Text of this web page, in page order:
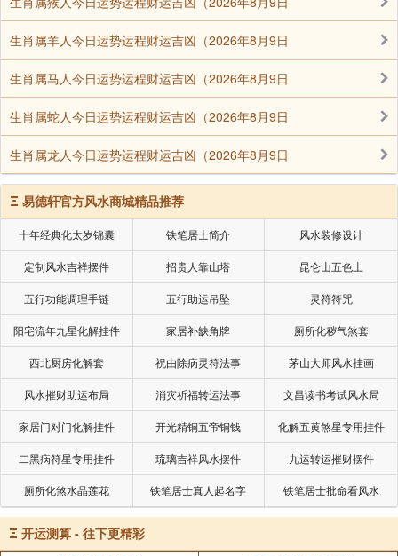
生肖属羊人今日运势运程财运吉凶（2026年8月9日
生肖属马人今日运势运程财运吉凶（2026年8月9日
生肖属蛇人今日运势运程财运吉凶（2026年8月9日
生肖属龙人今日运势运程财运吉凶（2026年8月9日
Ξ 易德轩官方风水商城精品推荐
十年经典化太岁锦囊 铁笔居士简介 风水装修设计
定制风水吉祥摆件 招贵人靠山塔 昆仑山五色土
五行功能调理手链 五行助运吊坠 灵符符咒
阳宅流年九星化解挂件 家居补缺角牌 厕所化秽气煞套
西北厨房化解套 祝由除病灵符法事 茅山大师风水挂画
风水摧财助运布局 消灾祈福转运法事 文昌读书考试风水局
家居门对门化解挂件 开光精铜五帝铜钱 化解五黄煞星专用挂件
二黑病符星专用挂件 琉璃吉祥风水摆件 九运转运摧财摆件
厕所化煞水晶莲花 铁笔居士真人起名字 铁笔居士批命看风水
Ξ 开运测算 - 往下更精彩